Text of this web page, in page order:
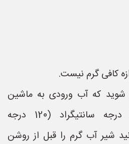
کافی گرم نیست.
که آب ورودی به ماشین
ظرفشویی حداقل 49 درجه سانتیگراد (120 درجه
شیر آب گرم را قبل از روشن